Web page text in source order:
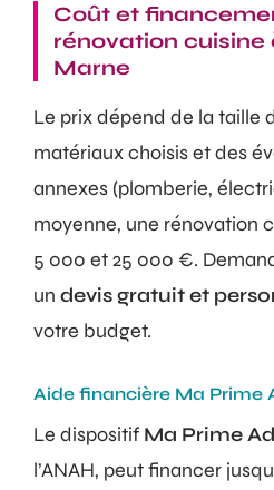
Coût et
rénovation cuisine
Marne
Le prix dépend de la taille
matériaux choisis et des
annexes (plomberie,
moyenne, une rénovation
5 000 et 25 000 €.
un devis gratuit et
votre budget.
Aide financière Ma Prime
Le dispositif Ma Prime
l’ANAH, peut financer